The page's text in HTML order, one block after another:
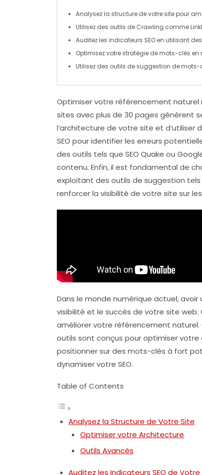
Analysez la structure de votre site pour
Utilisez des outils de Crawling comme
Auditez les indicateurs SEO en utilisant
Optimisez votre stratégie de mots-clés en
Utilisez des outils de suggestion demots-
Optimiser votre référencement naturel
sites avec plus de 30 pages génèrent
l’architecture de votre site et d’utiliser
SEO pour identifier les erreurs
des outils tels que SEO Quake ou
contenu. Enfin, il est fondamental de
exploitant des outils de suggestion tels
renforcer la visibilité de votre site sur
Dans le monde numérique actuel,
visibilité et le succès de votre site
améliorer votre référencement naturel.
outils sont conçus pour optimiser
positionner sur des mots-clés à fort
dynamiser votre SEO.
Table of Contents
Analysez la Structure de Votre Site
Optimiser votre Architecture
Outils Avancés
Auditez les Indicateurs SEO de Votre